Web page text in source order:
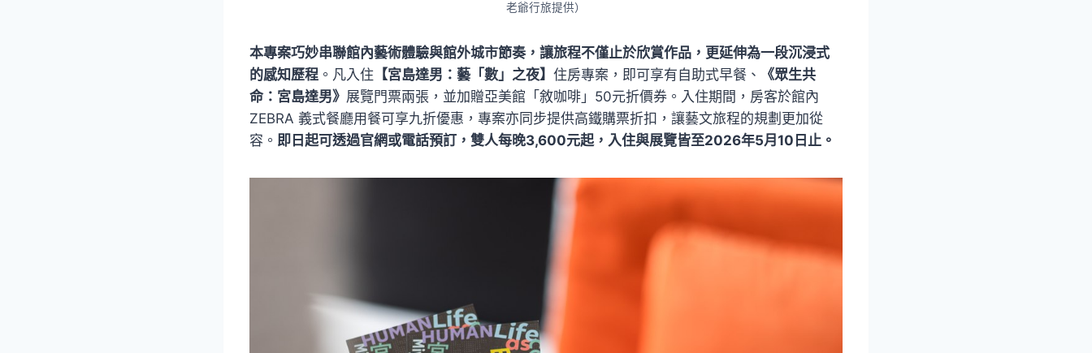
老爺行旅提供）
本專案巧妙串聯館內藝術體驗與館外城市節奏，讓旅程不僅止於欣賞作品，更延伸為一段沉浸式
的感知歷程 。凡入住 【宮島達男：藝「數」之夜】 住房專案，即可享有自助式早餐、
《眾生共
命：宮島達男》 展覽門票兩張，並加贈亞美館「敘咖啡」50元折價券。入住期間，房客於館內
ZEBRA 義式餐廳用餐可享九折優惠，專案亦同步提供高鐵購票折扣，讓藝文旅程的規劃更加從
容。 即日起可透過官網或電話預訂，雙人每晚3,600元起，入住與展覽皆至2026年5月10日止。